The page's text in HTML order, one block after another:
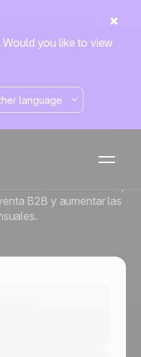
you like to view
de email
User
utilizó Positive User
B2B y aumentar las